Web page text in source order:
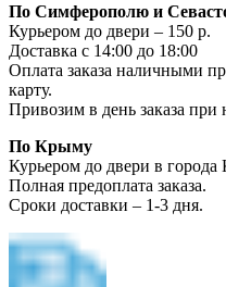
По Симферополю и
Курьером до двери – 150 р.
Доставка с 14:00 до 18:00
Оплата заказа наличными
карту.
Привозим в день заказа при
По Крыму
Курьером до двери в
Полная предоплата заказа.
Сроки доставки – 1-3 дня.